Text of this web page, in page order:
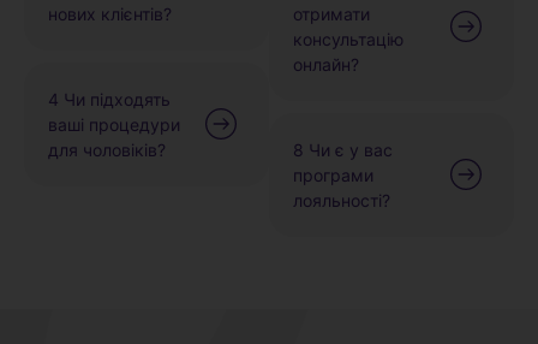
нових клієнтів?
4 Чи підходять
ваші процедури
для чоловіків?
отримати
консультацію
онлайн?
8 Чи є у вас
програми
лояльності?